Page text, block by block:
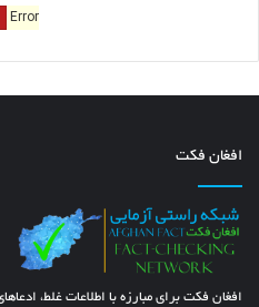
افغان فکت
افغان فکت برای مبارزه با اطلاعات غلط،